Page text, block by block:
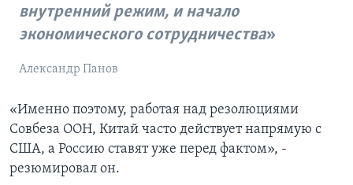
внутренний режим, и начало
экономического сотрудничества
Александр Панов
«Именно поэтому, работая над резолюциями
Совбеза ООН, Китай часто действует напрямую с
США, а Россию ставят уже перед фактом», -
резюмировал он.